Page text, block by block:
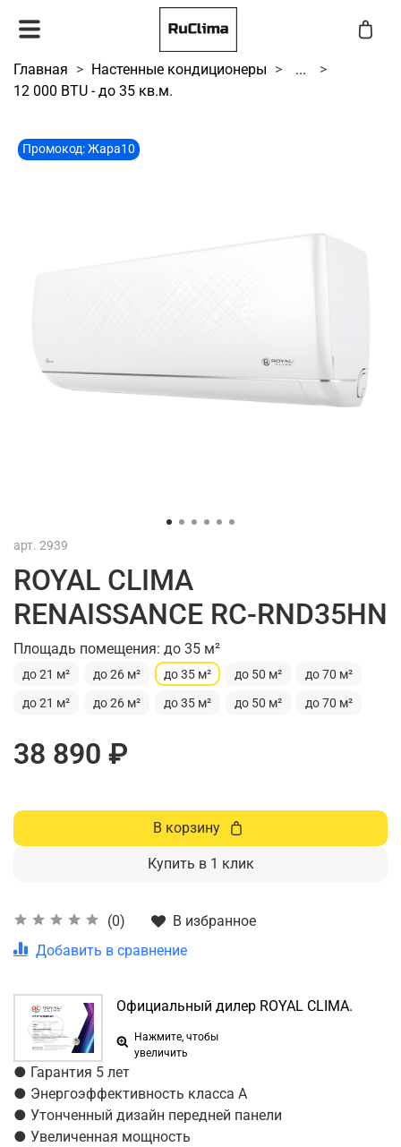
Главная Настенные кондиционеры
...
12 000 BTU - до 35 кв.м.
Промокод: Жара10
арт. 2939
ROYAL CLIMA
RENAISSANCE RC-RND35HN
Площадь помещения: до 35 м²
до 21 м² до 26 м² до 35 м² до 50 м² до 70 м²
до 21 м² до 26 м² до 35 м² до 50 м² до 70 м²
(0)
В избранное
Добавить в сравнение
38 890 ₽
В корзину
Купить в 1 клик
Официальный дилер ROYAL CLIMA.
Нажмите, чтобы
увеличить
● Гарантия 5 лет
● Энергоэффективность класса А
● Утонченный дизайн передней панели
● Увеличенная мощность